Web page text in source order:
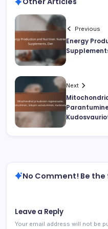
Previous
Energy
Next
No Comment! Be the
Leave a Reply
Your email address will not be